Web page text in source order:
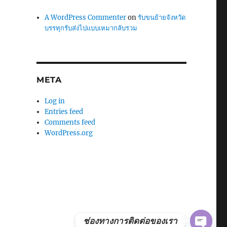
A WordPress Commenteronรับขนย้ายจังหวัด
บรรทุกรับส่งไปแบบเหมากลับรวม
META
Log in
Entries feed
Comments feed
WordPress.org
ช่องทางการติดต่อของเรา
O
P
E
N
C
H
A
T